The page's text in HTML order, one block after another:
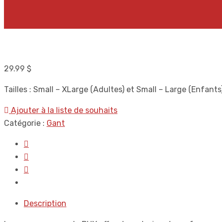
29.99 $
Tailles : Small – XLarge (Adultes) et Small – Large
Ajouter à la liste de souhaits
Catégorie : Gant
Description